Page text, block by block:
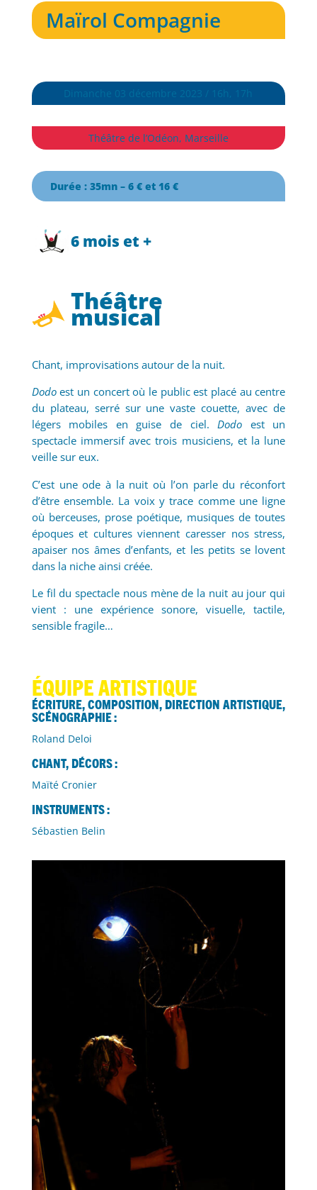
Maïrol Compagnie
Dimanche 03 décembre 2023 / 16h, 17h
Théâtre de l’Odéon, Marseille
Durée : 35mn – 6 € et 16 €
6 mois et +
Théâtre
musical
Chant, improvisations autour de la nuit.
Dodoest un concert où le public est placé au centre
du plateau, serré sur une vaste couette, avec de
légers mobiles en guise de ciel.Dodo est un
spectacle immersif avec trois musiciens, et la lune
veille sur eux.
C’est une ode à la nuit où l’on parle du réconfort
d’être ensemble. La voix y trace comme une ligne
où berceuses, prose poétique, musiques de toutes
époques et cultures viennent caresser nos stress,
apaiser nos âmes d’enfants, et les petits se lovent
dans la niche ainsi créée.
Le fil du spectacle nous mène de la nuit au jour qui
vient : une expérience sonore, visuelle, tactile,
sensible fragile…
ÉQUIPE ARTISTIQUE
Écriture, composition, direction artistique,
scénographie :
Roland Deloi
Chant, décors :
Maïté Cronier
Instruments :
Sébastien Belin